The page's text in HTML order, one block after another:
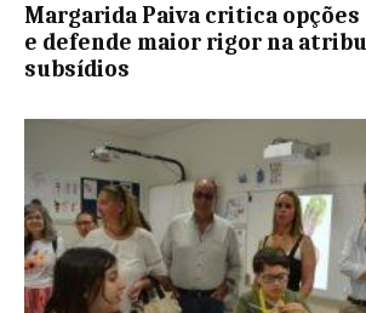
Margarida Paiva critica
e defende maior rigor na
subsídios